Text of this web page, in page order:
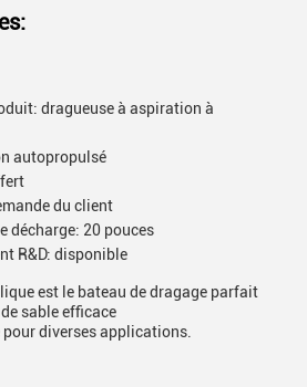
dragueuse à aspiration à
autopropulsé
du client
décharge: 20 pouces
R&D: disponible
est le bateau de dragage parfait
sable efficace
diverses applications.